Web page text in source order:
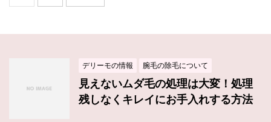
デリーモの情報 腕毛の除毛について
見えないムダ毛の処理は大変！処理
残しなくキレイにお手入れする方法